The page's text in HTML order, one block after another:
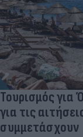
Τουρισμός για
για τις
συμμετάσχουν